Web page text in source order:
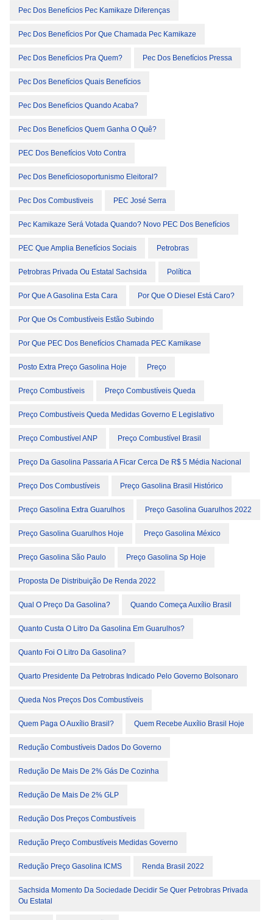
Pec Dos Benefícios Pec Kamikaze Diferenças
Pec Dos Benefícios Por Que Chamada Pec Kamikaze
Pec Dos Benefícios Pra Quem? Pec Dos Benefícios Pressa
Pec Dos Benefícios Quais Benefícios
Pec Dos Benefícios Quando Acaba?
Pec Dos Benefícios Quem Ganha O Quê?
PEC Dos Benefícios Voto Contra
Pec Dos Benefíciosoportunismo Eleitoral?
Pec Dos Combustiveis PEC José Serra
Pec Kamikaze Será Votada Quando? Novo PEC Dos Benefícios
PEC Que Amplia Benefícios Sociais Petrobras
Petrobras Privada Ou Estatal Sachsida Política
Por Que A Gasolina Esta Cara Por Que O Diesel Está Caro?
Por Que Os Combustíveis Estão Subindo
Por Que PEC Dos Benefícios Chamada PEC Kamikase
Posto Extra Preço Gasolina Hoje Preço
Preço Combustíveis Preço Combustíveis Queda
Preço Combustíveis Queda Medidas Governo E Legislativo
Preço Combustível ANP Preço Combustível Brasil
Preço Da Gasolina Passaria A Ficar Cerca De R$ 5 Média Nacional
Preço Dos Combustíveis Preço Gasolina Brasil Histórico
Preço Gasolina Extra Guarulhos Preço Gasolina Guarulhos 2022
Preço Gasolina Guarulhos Hoje Preço Gasolina México
Preço Gasolina São Paulo Preço Gasolina Sp Hoje
Proposta De Distribuição De Renda 2022
Qual O Preço Da Gasolina? Quando Começa Auxílio Brasil
Quanto Custa O Litro Da Gasolina Em Guarulhos?
Quanto Foi O Litro Da Gasolina?
Quarto Presidente Da Petrobras Indicado Pelo Governo Bolsonaro
Queda Nos Preços Dos Combustíveis
Quem Paga O Auxílio Brasil? Quem Recebe Auxílio Brasil Hoje
Redução Combustíveis Dados Do Governo
Redução De Mais De 2% Gás De Cozinha
Redução De Mais De 2% GLP
Redução Dos Preços Combustíveis
Redução Preço Combustíveis Medidas Governo
Redução Preço Gasolina ICMS Renda Brasil 2022
Sachsida Momento Da Sociedade Decidir Se Quer Petrobras Privada
Ou Estatal